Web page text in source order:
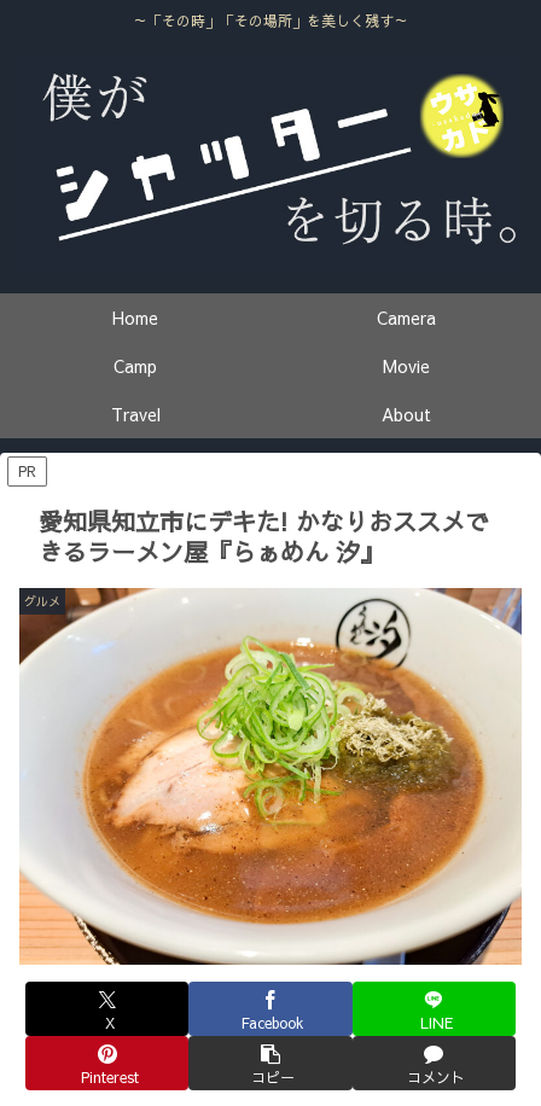
～「その時」「その場所」を美しく残す～
Home
Camera
Camp
Movie
Travel
About
PR
愛知県知立市にデキた! かなりおススメで
きるラーメン屋『らぁめん 汐』
グルメ
X Facebook LINE
Pinterest コピー コメント